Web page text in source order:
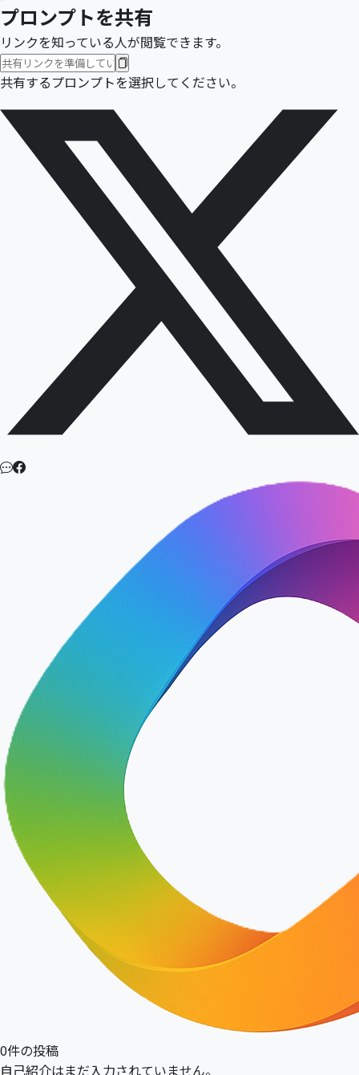
プロンプトを共有
リンクを知っている人が閲覧できます。
共有するプロンプトを選択してください。
LINEFacebook
0件の投稿
自己紹介はまだ入力されていません。